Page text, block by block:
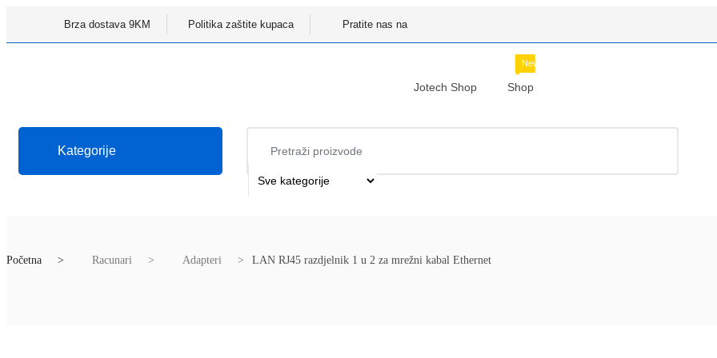
Brza dostava 9KM Politika zaštite kupaca Pratite nas na
Jotech Shop
New
Shop
Kategorije
Početna Racunari Adapteri LAN RJ45 razdjelnik 1 u 2 za mrežni kabal Ethernet